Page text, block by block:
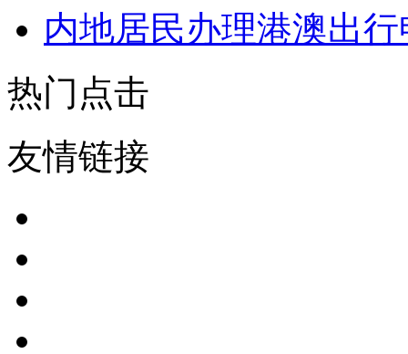
内地居民办理港澳出
热门点击
友情链接